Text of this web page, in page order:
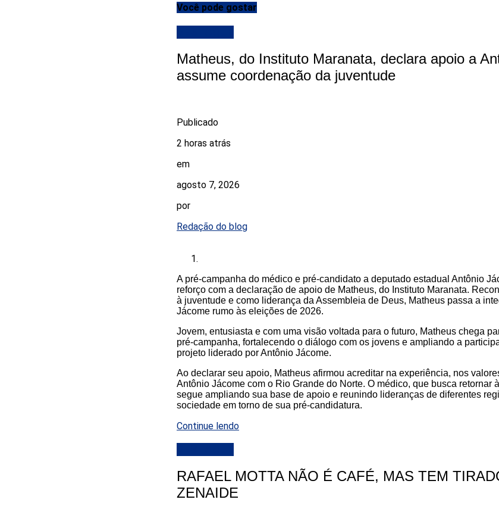
Você pode gostar
Matheus, do Instituto Maranata, declara apoio a
assume coordenação da juventude
Publicado
2 horas atrás
em
agosto 7, 2026
por
Redação do blog
A pré-campanha do médico e pré-candidato a deputado estadual Antônio
reforço com a declaração de apoio de Matheus, do Instituto Maranata.
à juventude e como liderança da Assembleia de Deus, Matheus passa a
Jácome rumo às eleições de 2026.
Jovem, entusiasta e com uma visão voltada para o futuro, Matheus chega
pré-campanha, fortalecendo o diálogo com os jovens e ampliando a
projeto liderado por Antônio Jácome.
Ao declarar seu apoio, Matheus afirmou acreditar na experiência, nos
Antônio Jácome com o Rio Grande do Norte. O médico, que busca retornar
segue ampliando sua base de apoio e reunindo lideranças de diferentes
sociedade em torno de sua pré-candidatura.
Continue lendo
RAFAEL MOTTA NÃO É CAFÉ, MAS TEM
ZENAIDE